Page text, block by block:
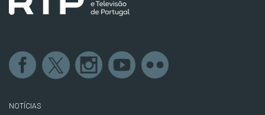
NOTÍCIAS